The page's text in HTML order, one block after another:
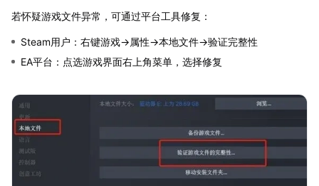
若怀疑游戏文件异常，可通过平台工具修复：
Steam用户：右键游戏→属性→本地文件→验证完整性
EA平台：点选游戏界面右上角菜单，选择修复